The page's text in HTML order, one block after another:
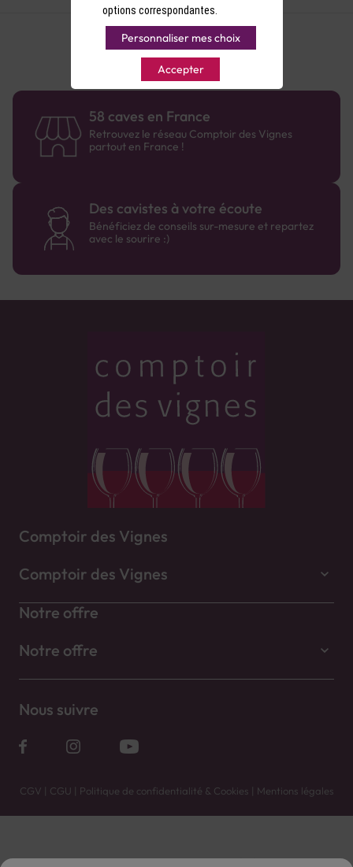
58 caves en France
Retrouvez le réseau Comptoir des Vignes
partout en France !
Des cavistes à votre écoute
Bénéficiez de conseils sur-mesure et repartez
avec le sourire :)
Comptoir des Vignes
Comptoir des Vignes
Notre offre
Notre offre
Nous suivre
CGV | CGU | Politique de confidentialité & Cookies | Mentions légales
Vente uniquement en caves. Contactez votre caviste pour plus de renseignements.
options correspondantes.
Personnaliser mes choix
Accepter